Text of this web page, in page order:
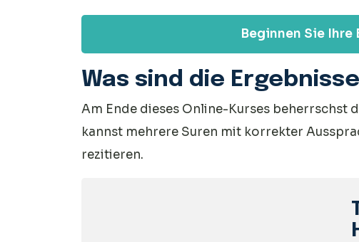
Beginnen Sie Ihre
Was sind die
Am Ende dieses Online-Kurses beherrschst
kannst mehrere Suren mit korrekter
rezitieren.